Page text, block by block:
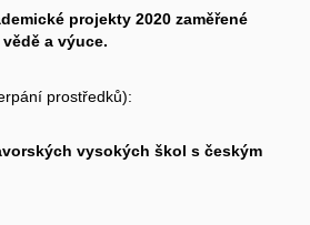
projekty 2020 zaměřené
a výuce.
prostředků):
vysokých škol s českým